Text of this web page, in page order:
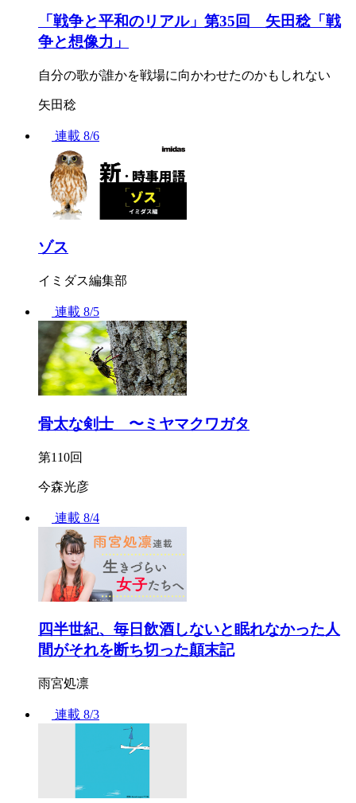
「戦争と平和のリアル」第35回 矢田稔「戦
争と想像力」
自分の歌が誰かを戦場に向かわせたのかもしれない
矢田稔
連載 8/6
ゾス
イミダス編集部
連載 8/5
骨太な剣士 〜ミヤマクワガタ
第110回
今森光彦
連載 8/4
四半世紀、毎日飲酒しないと眠れなかった人
間がそれを断ち切った顛末記
雨宮処凛
連載 8/3